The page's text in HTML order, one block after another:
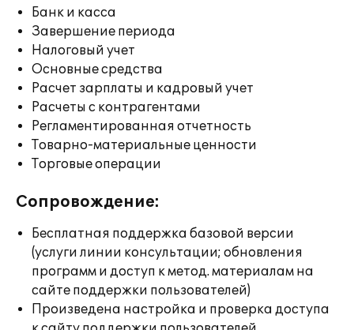
Банк и касса
Завершение периода
Налоговый учет
Основные средства
Расчет зарплаты и кадровый учет
Расчеты с контрагентами
Регламентированная отчетность
Товарно-материальные ценности
Торговые операции
Сопровождение:
Бесплатная поддержка базовой версии
(услуги линии консультации; обновления
программ и доступ к метод. материалам на
сайте поддержки пользователей)
Произведена настройка и проверка доступа